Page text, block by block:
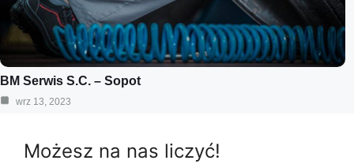
BM Serwis S.C. – Sopot
wrz 13, 2023
Możesz na nas liczyć!